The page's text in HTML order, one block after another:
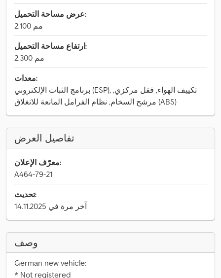
عرض مساحة التحميل:
2.100 مم
ارتفاع مساحة التحميل:
2.300 مم
معدات:
برنامج الثبات الإلكتروني (ESP), تكييف الهواء, قفل مركزي,
مرشح السخام, نظام الفرامل المانعة للانغلاق (ABS)
تفاصيل العرض
معرّف الإعلان:
A464-79-21
تحديث:
آخر مرة في 14.11.2025
وصف
German new vehicle:
* Not registered